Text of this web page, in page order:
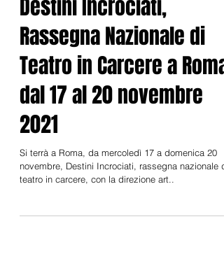
19 nov 2021
Destini Incrociati,
Rassegna Nazionale di
Teatro in Carcere a Roma